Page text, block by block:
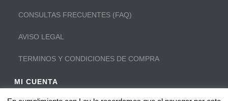
CONSULTAS FRECUENTES (FAQ)
AVISO LEGAL
TERMINOS Y CONDICIONES DE COMPRA
MI CUENTA